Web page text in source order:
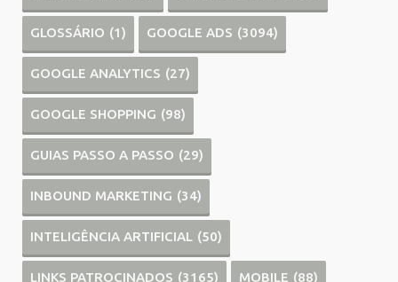
GLOSSÁRIO (1) GOOGLE ADS (3094)
GOOGLE ANALYTICS (27)
GOOGLE SHOPPING (98)
GUIAS PASSO A PASSO (29)
INBOUND MARKETING (34)
INTELIGÊNCIA ARTIFICIAL (50)
LINKS PATROCINADOS (3165) MOBILE (88)